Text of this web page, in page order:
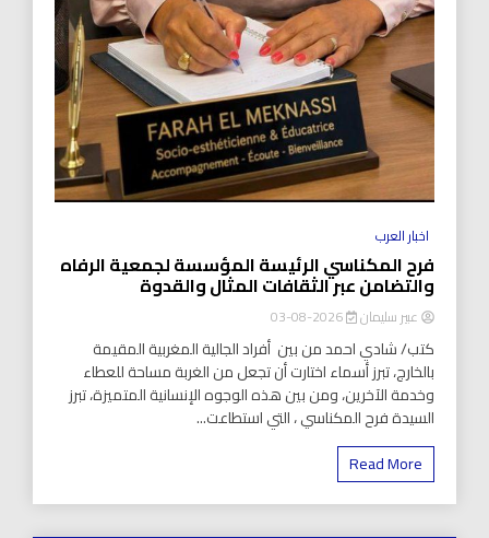
اخبار العرب
فرح المكناسي الرئيسة المؤسسة لجمعية الرفاه
والتضامن عبر الثقافات المثال والقدوة
عبير سليمان 2026-08-03
كتب/ شادي احمد من بين أفراد الجالية المغربية المقيمة
بالخارج، تبرز أسماء اختارت أن تجعل من الغربة مساحة للعطاء
وخدمة الآخرين، ومن بين هذه الوجوه الإنسانية المتميزة، تبرز
السيدة فرح المكناسي ، التي استطاعت...
Read More